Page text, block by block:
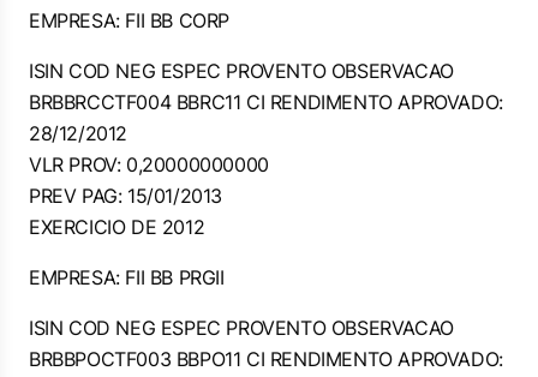
EMPRESA: FII BB CORP
ISIN COD NEG ESPEC PROVENTO OBSERVACAO
BRBBRCCTF004 BBRC11 CI RENDIMENTO APROVADO:
28/12/2012
VLR PROV: 0,20000000000
PREV PAG: 15/01/2013
EXERCICIO DE 2012
EMPRESA: FII BB PRGII
ISIN COD NEG ESPEC PROVENTO OBSERVACAO
BRBBPOCTF003 BBPO11 CI RENDIMENTO APROVADO: